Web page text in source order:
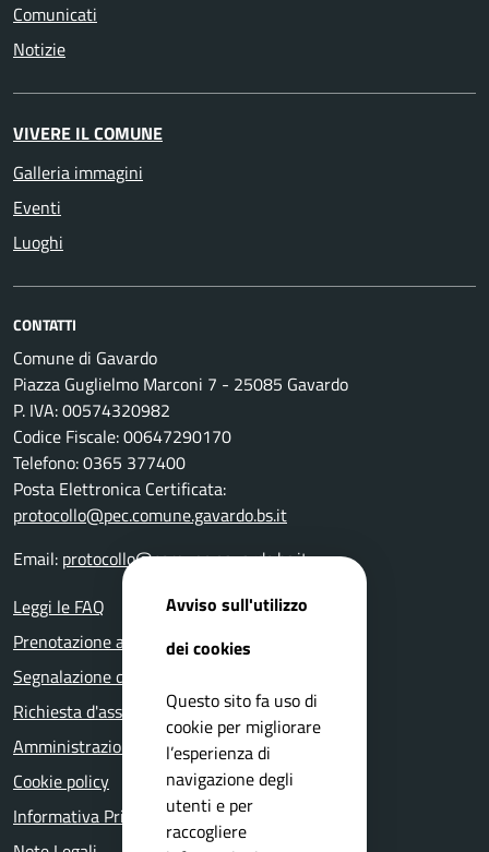
Comunicati
Notizie
VIVERE IL COMUNE
Galleria immagini
Eventi
Luoghi
CONTATTI
Comune di Gavardo
Piazza Guglielmo Marconi 7 - 25085 Gavardo
P. IVA: 00574320982
Codice Fiscale: 00647290170
Telefono: 0365 377400
Posta Elettronica Certificata:
protocollo@pec.comune.gavardo.bs.it
Email: protocollo@comune.gavardo.bs.it
Leggi le FAQ
Prenotazione appuntamento
Segnalazione disservizio
Richiesta d'assistenza
Amministrazione trasparente
Cookie policy
Informativa Privacy
Avviso sull'utilizzo
dei cookies
Questo sito fa uso di
cookie per migliorare
l’esperienza di
navigazione degli
utenti e per
raccogliere